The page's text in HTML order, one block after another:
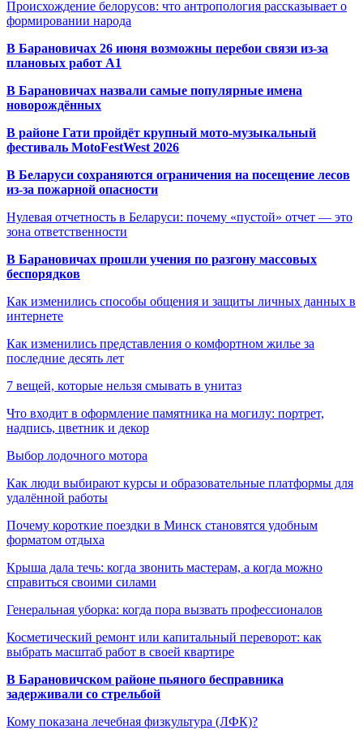
Происхождение белорусов: что антропология рассказывает о
формировании народа
В Барановичах 26 июня возможны перебои связи из-за
плановых работ A1
В Барановичах назвали самые популярные имена
новорождённых
В районе Гати пройдёт крупный мото-музыкальный
фестиваль MotoFestWest 2026
В Беларуси сохраняются ограничения на посещение лесов
из-за пожарной опасности
Нулевая отчетность в Беларуси: почему «пустой» отчет — это
зона ответственности
В Барановичах прошли учения по разгону массовых
беспорядков
Как изменились способы общения и защиты личных данных в
интернете
Как изменились представления о комфортном жилье за
последние десять лет
7 вещей, которые нельзя смывать в унитаз
Что входит в оформление памятника на могилу: портрет,
надпись, цветник и декор
Выбор лодочного мотора
Как люди выбирают курсы и образовательные платформы для
удалённой работы
Почему короткие поездки в Минск становятся удобным
форматом отдыха
Крыша дала течь: когда звонить мастерам, а когда можно
справиться своими силами
Генеральная уборка: когда пора вызвать профессионалов
Косметический ремонт или капитальный переворот: как
выбрать масштаб работ в своей квартире
В Барановичском районе пьяного бесправника
задерживали со стрельбой
Кому показана лечебная физкультура (ЛФК)?